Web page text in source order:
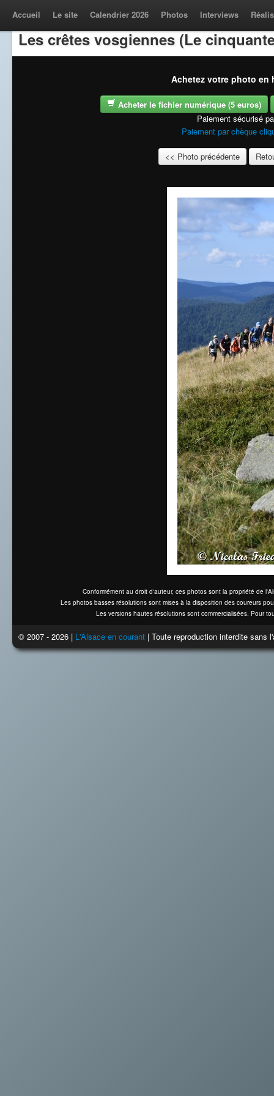
Accueil Le site Calendrier 2026 Photos Interviews
Les crêtes vosgiennes (Le
Achetez votre photo en
Acheter le fichier numérique (5 euros)
Paiement sécurisé
Paiement par chèque
<< Photo précédente
Conformément au droit d'auteur, ces photos sont la propriété de
Les photos basses résolutions sont mises à la disposition des coureurs
Les versions hautes résolutions sont commercialisées. Pour
© 2007 - 2026 | L'Alsace en courant | Toute reproduction interdite sans